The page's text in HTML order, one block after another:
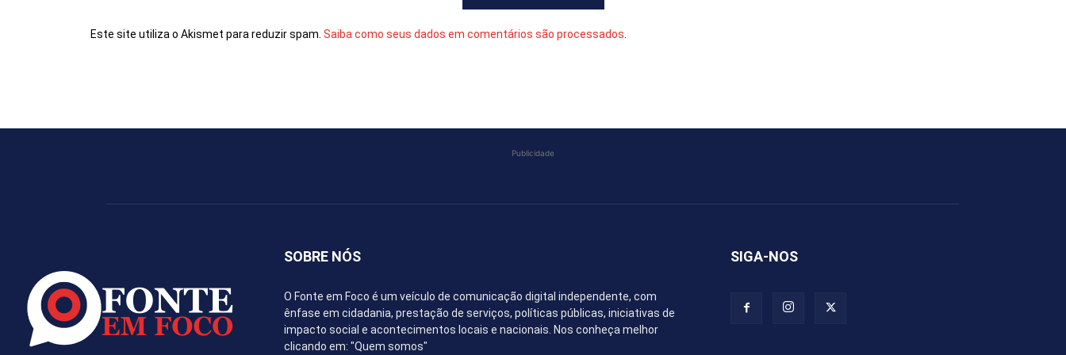
Este site utiliza o Akismet para reduzir spam. Saiba como seus dados em comentários são processados.
Publicidade
SOBRE NÓS
O Fonte em Foco é um veículo de comunicação digital independente, com
ênfase em cidadania, prestação de serviços, políticas públicas, iniciativas de
impacto social e acontecimentos locais e nacionais. Nos conheça melhor
clicando em: "Quem somos"
SIGA-NOS